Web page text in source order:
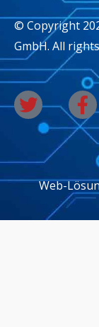
© Copyright
GmbH. All
T
w
t
F
a
c
b
o
k
Web-